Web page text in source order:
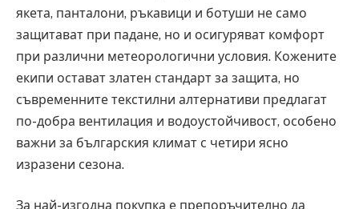
якета, панталони, ръкавици и ботуши не само
защитават при падане, но и осигуряват комфорт
при различни метеорологични условия. Кожените
екипи остават златен стандарт за защита, но
съвременните текстилни алтернативи предлагат
по-добра вентилация и водоустойчивост, особено
важни за българския климат с четири ясно
изразени сезона.
За най-изгодна покупка е препоръчително да